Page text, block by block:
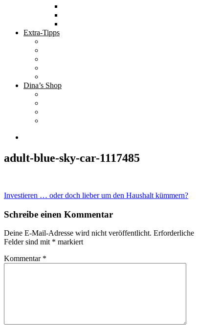
Extra-Tipps
Dina’s Shop
adult-blue-sky-car-1117485
Beitragsnavigation
Investieren … oder doch lieber um den Haushalt kümmern?
Schreibe einen Kommentar
Deine E-Mail-Adresse wird nicht veröffentlicht. Erforderliche
Felder sind mit * markiert
Kommentar *